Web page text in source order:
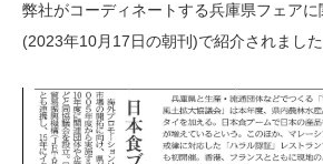
弊社がコーディネートする兵庫県フェア
(2023年10月17日の朝刊)で紹介されました